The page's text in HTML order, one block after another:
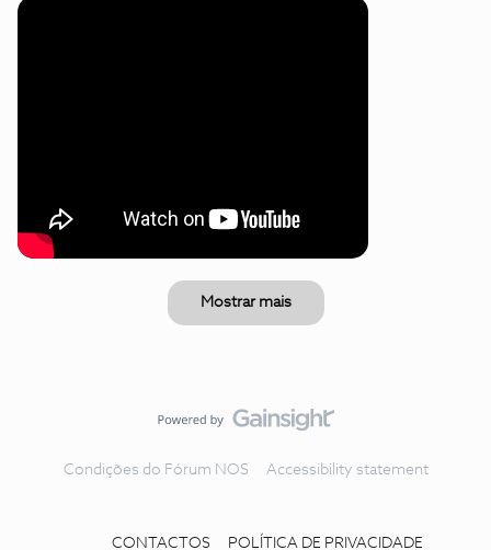
Mostrar mais
Condições do Fórum NOS Accessibility statement
CONTACTOS POLÍTICA DE PRIVACIDADE